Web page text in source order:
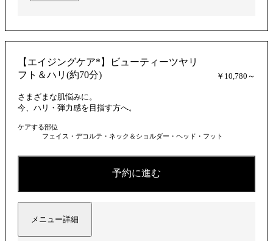
【エイジングケア*】ビューティーツヤリ
フト＆ハリ(約70分)
￥10,780～
さまざまな肌悩みに。
今、ハリ・弾力感を目指す方へ。
ケアする部位
フェイス・デコルテ・ネック＆ショルダー・ヘッド・フット
予約に進む
メニュー詳細